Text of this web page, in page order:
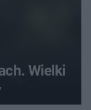
Wielki